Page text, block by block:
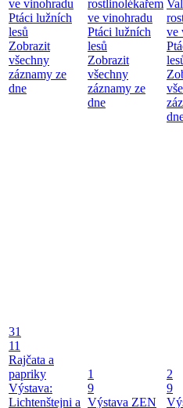
ve vinohradu
Ptáci lužních
lesů
Zobrazit
všechny
záznamy ze
dne
rostlinolékařem
ve vinohradu
Ptáci lužních
lesů
Zobrazit
všechny
záznamy ze
dne
ve
31
11
Rajčata a
papriky
Výstava:
Lichtenštejni a
1
9
Výstava ZEN
2
9